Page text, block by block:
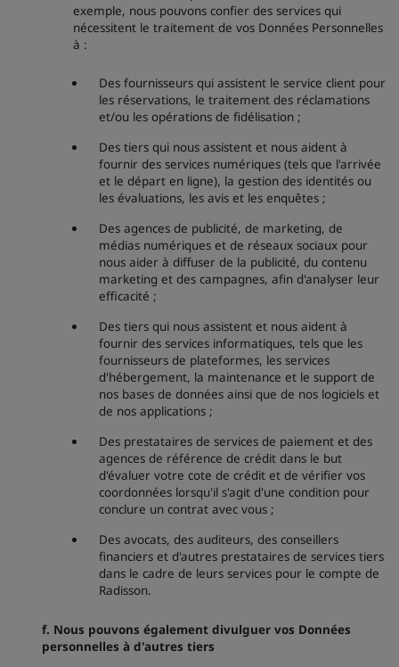
exemple, nous pouvons confier des services qui
nécessitent le traitement de vos Données Personnelles
à :
Des fournisseurs qui assistent le service client pour
les réservations, le traitement des réclamations
et/ou les opérations de fidélisation ;
Des tiers qui nous assistent et nous aident à
fournir des services numériques (tels que l'arrivée
et le départ en ligne), la gestion des identités ou
les évaluations, les avis et les enquêtes ;
Des agences de publicité, de marketing, de
médias numériques et de réseaux sociaux pour
nous aider à diffuser de la publicité, du contenu
marketing et des campagnes, afin d'analyser leur
efficacité ;
Des tiers qui nous assistent et nous aident à
fournir des services informatiques, tels que les
fournisseurs de plateformes, les services
d'hébergement, la maintenance et le support de
nos bases de données ainsi que de nos logiciels et
de nos applications ;
Des prestataires de services de paiement et des
agences de référence de crédit dans le but
d'évaluer votre cote de crédit et de vérifier vos
coordonnées lorsqu'il s'agit d'une condition pour
conclure un contrat avec vous ;
Des avocats, des auditeurs, des conseillers
financiers et d'autres prestataires de services tiers
dans le cadre de leurs services pour le compte de
Radisson.
f. Nous pouvons également divulguer vos Données
personnelles à d'autres tiers